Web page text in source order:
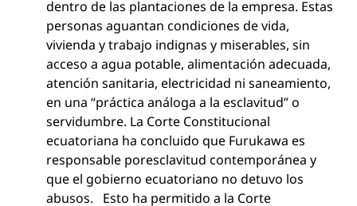
o
dentro de las plantaciones de la empresa. Estas
personas aguantan condiciones de vida,
vivienda y trabajo indignas y miserables, sin
acceso a agua potable, alimentación adecuada,
atención sanitaria, electricidad ni saneamiento,
en una “práctica análoga a la esclavitud” o
servidumbre. La Corte Constitucional
ecuatoriana ha concluido que Furukawa es
responsable poresclavitud contemporánea y
que el gobierno ecuatoriano no detuvo los
abusos. Esto ha permitido a la Corte